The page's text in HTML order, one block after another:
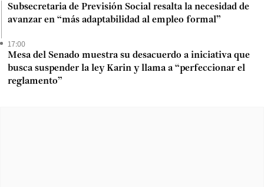
Subsecretaria de Previsión Social resalta la necesidad de
avanzar en “más adaptabilidad al empleo formal”
17:00
Mesa del Senado muestra su desacuerdo a iniciativa que
busca suspender la ley Karin y llama a “perfeccionar el
reglamento”